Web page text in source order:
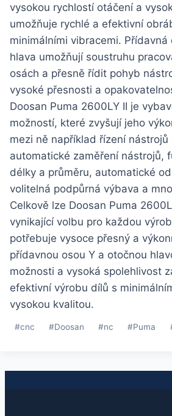
vysokou rychlostí otáčení a
umožňuje rychlé a efektivní
minimálními vibracemi. Přídavná
hlava umožňují soustruhu
osách a přesně řídit pohyb
vysoké přesnosti a
Doosan Puma 2600LY II je
možností, které zvyšují jeho
mezi ně například řízení nástrojů
automatické zaměření nástrojů,
délky a průměru, automatické
volitelná podpůrná výbava a
Celkově lze Doosan Puma
vynikající volbu pro každou
potřebuje vysoce přesný a
přídavnou osou Y a otočnou
možnosti a vysoká spolehlivost
efektivní výrobu dílů s
vysokou kvalitou.
#cnc #Doosan #nc #Puma